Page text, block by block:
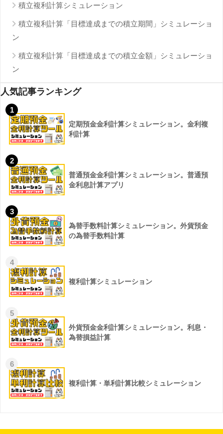
積立複利計算シミュレーション
積立複利計算「目標達成までの積立期間」シミュレーショ
ン
積立複利計算「目標達成までの積立金額」シミュレーショ
ン
人気記事ランキング
1
定期預金金利計算シミュレーション。金利複
利計算
2
普通預金金利計算シミュレーション。普通預
金利息計算アプリ
3
為替手数料計算シミュレーション。外貨預金
の為替手数料計算
4
複利計算シミュレーション
5
外貨預金金利計算シミュレーション。利息・
為替損益計算
6
複利計算・単利計算比較シミュレーション